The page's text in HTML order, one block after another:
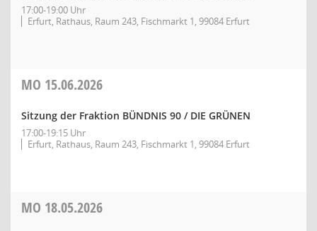
17:00-19:00 Uhr
Erfurt, Rathaus, Raum 243, Fischmarkt 1, 99084 Erfurt
MO 15.06.2026
Sitzung der Fraktion BÜNDNIS 90 / DIE GRÜNEN
17:00-19:15 Uhr
Erfurt, Rathaus, Raum 243, Fischmarkt 1, 99084 Erfurt
MO 18.05.2026